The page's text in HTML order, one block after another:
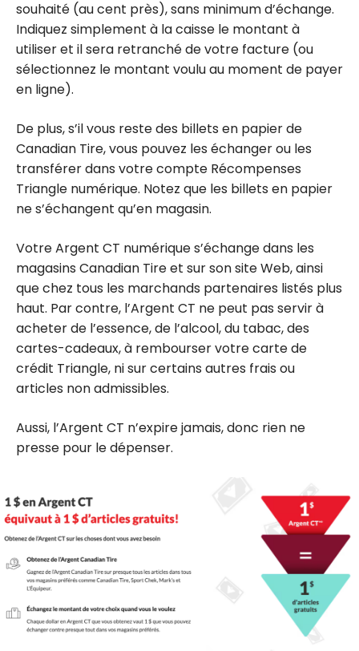
souhaité (au cent près), sans minimum d’échange.
Indiquez simplement à la caisse le montant à
utiliser et il sera retranché de votre facture (ou
sélectionnez le montant voulu au moment de payer
en ligne).
De plus, s’il vous reste des billets en papier de
Canadian Tire, vous pouvez les échanger ou les
transférer dans votre compte Récompenses
Triangle numérique. Notez que les billets en papier
ne s’échangent qu’en magasin.
Votre Argent CT numérique s’échange dans les
magasins Canadian Tire et sur son site Web, ainsi
que chez tous les marchands partenaires listés plus
haut. Par contre, l’Argent CT ne peut pas servir à
acheter de l’essence, de l’alcool, du tabac, des
cartes-cadeaux, à rembourser votre carte de
crédit Triangle, ni sur certains autres frais ou
articles non admissibles.
Aussi, l’Argent CT n’expire jamais, donc rien ne
presse pour le dépenser.